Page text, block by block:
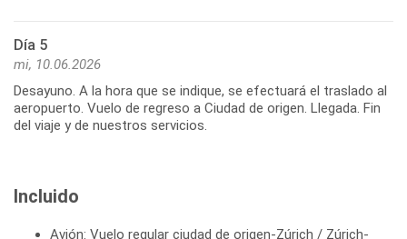
Día 5
mi, 10.06.2026
Desayuno. A la hora que se indique, se efectuará el traslado al
aeropuerto. Vuelo de regreso a Ciudad de origen. Llegada. Fin
del viaje y de nuestros servicios.
Incluido
Avión: Vuelo regular ciudad de origen-Zúrich / Zúrich-